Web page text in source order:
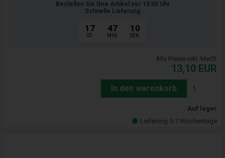
Bestellen Sie Ihre Artikel vor 15:00 Uhr
Schnelle Lieferung
17
ST.
47
MIN.
09
SEK.
Alle Preise inkl. MwSt
13,10 EUR
In den warenkorb
Auf lager
Lieferung 5-7 Wochentage